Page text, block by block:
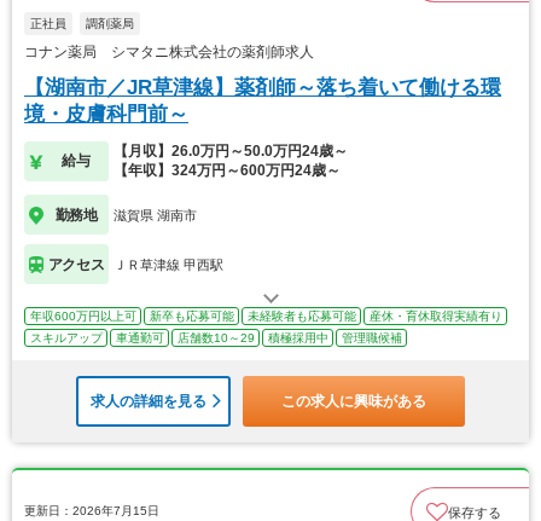
正社員 調剤薬局
コナン薬局 シマタニ株式会社の薬剤師求人
【湖南市／JR草津線】薬剤師～落ち着いて働ける環
境・皮膚科門前～
給与
【月収】26.0万円～50.0万円24歳～
【年収】324万円～600万円24歳～
勤務地 滋賀県 湖南市
アクセス ＪＲ草津線 甲西駅
年収600万円以上可 新卒も応募可能 未経験者も応募可能
産休・育休取得実績有り
スキルアップ
車通勤可 店舗数10～29 積極採用中 管理職候補
求人の詳細を見る この求人に興味がある
更新日：2026年7月15日 保存する